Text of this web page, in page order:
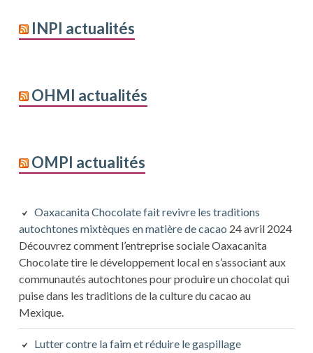
INPI actualités
OHMI actualités
OMPI actualités
Oaxacanita Chocolate fait revivre les traditions
autochtones mixtèques en matière de cacao 24 avril 2024
Découvrez comment l’entreprise sociale Oaxacanita
Chocolate tire le développement local en s’associant aux
communautés autochtones pour produire un chocolat qui
puise dans les traditions de la culture du cacao au
Mexique.
Lutter contre la faim et réduire le gaspillage